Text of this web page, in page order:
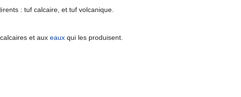
: tuf calcaire, et tuf volcanique.
et aux eaux qui les produisent.